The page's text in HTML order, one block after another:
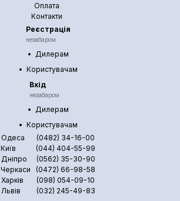
Оплата
Контакти
Реєстрація
незабаром
Дилерам
Користувачам
Вхід
незабаром
Дилерам
Користувачам
Одеса
(0482) 34-16-00
Київ
(044) 404-55-99
Дніпро
(0562) 35-30-90
Черкаси
(0472) 66-98-58
Харків
(098) 054-09-10
Львів
(032) 245-49-83